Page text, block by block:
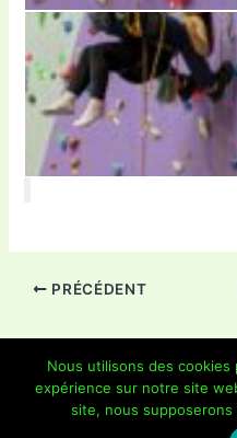
PRÉCÉDENT
Copyright © 2026 Je Grimpe
Nous utilisons des cookies
expérience sur notre site
site, nous